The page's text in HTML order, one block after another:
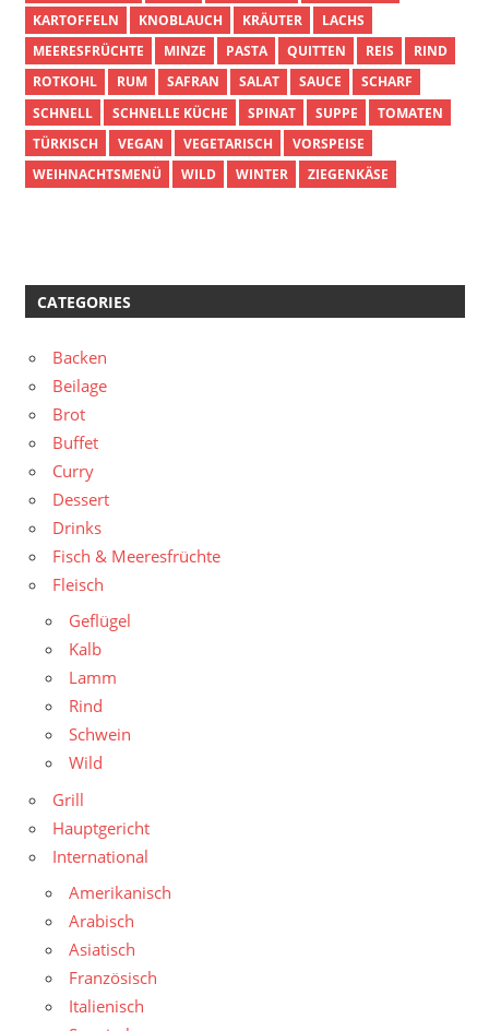
KARTOFFELN
KNOBLAUCH KRÄUTER
LACHS
MEERESFRÜCHTE
MINZE PASTA QUITTEN REIS
RIND
ROTKOHL
RUM SAFRAN SALAT SAUCE
SCHARF
SCHNELL
SCHNELLE KÜCHE SPINAT SUPPE
TOMATEN
TÜRKISCH
VEGAN VEGETARISCH
VORSPEISE
WEIHNACHTSMENÜ
WILD WINTER ZIEGENKÄSE
CATEGORIES
Backen
Beilage
Brot
Buffet
Curry
Dessert
Drinks
Fisch & Meeresfrüchte
Fleisch
Geflügel
Kalb
Lamm
Rind
Schwein
Wild
Grill
Hauptgericht
International
Amerikanisch
Arabisch
Asiatisch
Französisch
Italienisch